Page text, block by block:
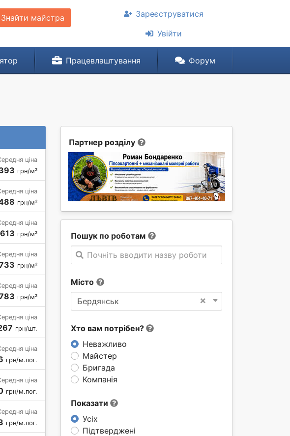
Знайти майстра
Зареєструватися
Увійти
Працевлаштування Форум
Партнер розділу
Пошук по роботам
Почніть вводити назву роботи
Місто
×
Бердянськ
Хто вам потрібен?
Неважливо
Майстер
Бригада
Компанія
Показати
Усіх
Підтверджені
ціна
грн/м²
ціна
грн/м²
ціна
613 грн/м²
ціна
грн/м²
ціна
грн/м²
ціна
грн/шт.
ціна
грн/м.пог.
ціна
грн/м.пог.
ціна
грн/м.пог.